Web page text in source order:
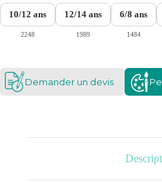
10/12 ans
2248
12/14 ans
1989
6/8 ans
1484
Demander un devis